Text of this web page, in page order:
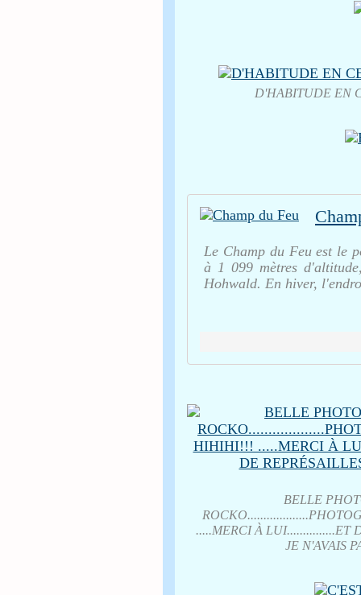
D'HABITUDE EN
Le Champ du Feu est le
à 1 099 mètres
Hohwald. En hiver,
BELLE
.....MERCI À LUI...............ET
JE N'AVAIS